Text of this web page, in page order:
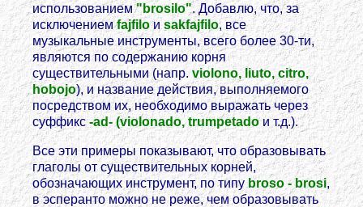
использованием"brosilo". Добавлю, что, за
исключениемfajfiloи sakfajfilo, все
музыкальные инструменты, всего более 30-ти,
являются по содержанию корня
существительными (напр. violono, liuto, citro,
hobojo), и название действия, выполняемого
посредством их, необходимо выражать через
суффикс-ad- (violonado, trumpetadoи т.д.).
Все эти примеры показывают, что образовывать
глаголы от существительных корней,
обозначающих инструмент, по типу broso - brosi,
в эсперанто можно не реже, чем образовывать